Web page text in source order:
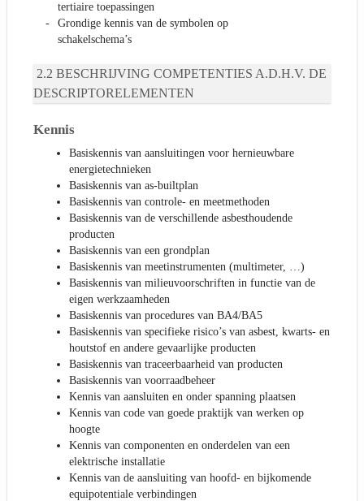
tertiaire toepassingen
Grondige kennis van de symbolen op
schakelschema’s
BESCHRIJVING COMPETENTIES A.D.H.V. DE
DESCRIPTORELEMENTEN
Kennis
Basiskennis van aansluitingen voor hernieuwbare
energietechnieken
Basiskennis van as-builtplan
Basiskennis van controle- en meetmethoden
Basiskennis van de verschillende asbesthoudende
producten
Basiskennis van een grondplan
Basiskennis van meetinstrumenten (multimeter, …)
Basiskennis van milieuvoorschriften in functie van de
eigen werkzaamheden
Basiskennis van procedures van BA4/BA5
Basiskennis van specifieke risico’s van asbest, kwarts- en
houtstof en andere gevaarlijke producten
Basiskennis van traceerbaarheid van producten
Basiskennis van voorraadbeheer
Kennis van aansluiten en onder spanning plaatsen
Kennis van code van goede praktijk van werken op
hoogte
Kennis van componenten en onderdelen van een
elektrische installatie
Kennis van de aansluiting van hoofd- en bijkomende
equipotentiale verbindingen